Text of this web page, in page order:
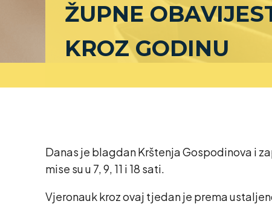
ŽUPNE
KROZ GODINU
Danas je blagdan Krštenja Gospodinova i
mise su u 7, 9, 11 i 18 sati.
Vjeronauk kroz ovaj tjedan je prema